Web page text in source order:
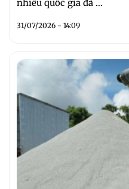
nhiều quốc gia đã ...
31/07/2026 - 14:09